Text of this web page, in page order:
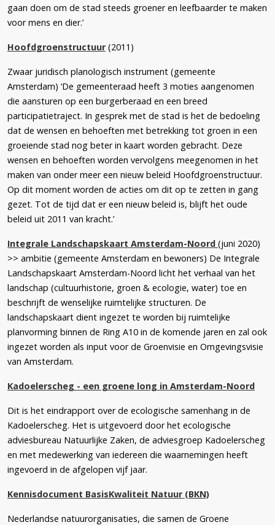
gaan doen om de stad steeds groener en leefbaarder te maken
voor mens en dier.’
Hoofdgroenstructuur (2011)
Zwaar juridisch planologisch instrument (gemeente
Amsterdam) ‘De gemeenteraad heeft 3 moties aangenomen
die aansturen op een burgerberaad en een breed
participatietraject. In gesprek met de stad is het de bedoeling
dat de wensen en behoeften met betrekking tot groen in een
groeiende stad nog beter in kaart worden gebracht. Deze
wensen en behoeften worden vervolgens meegenomen in het
maken van onder meer een nieuw beleid Hoofdgroenstructuur.
Op dit moment worden de acties om dit op te zetten in gang
gezet. Tot de tijd dat er een nieuw beleid is, blijft het oude
beleid uit 2011 van kracht.’
Integrale Landschapskaart Amsterdam-Noord (juni 2020)
>> ambitie (gemeente Amsterdam en bewoners) De Integrale
Landschapskaart Amsterdam-Noord licht het verhaal van het
landschap (cultuurhistorie, groen & ecologie, water) toe en
beschrijft de wenselijke ruimtelijke structuren. De
landschapskaart dient ingezet te worden bij ruimtelijke
planvorming binnen de Ring A10 in de komende jaren en zal ook
ingezet worden als input voor de Groenvisie en Omgevingsvisie
van Amsterdam.
Kadoelerscheg - een groene long in Amsterdam-Noord
Dit is het eindrapport over de ecologische samenhang in de
Kadoelerscheg. Het is uitgevoerd door het ecologische
adviesbureau Natuurlijke Zaken, de adviesgroep Kadoelerscheg
en met medewerking van iedereen die waarnemingen heeft
ingevoerd in de afgelopen vijf jaar.
Kennisdocument BasisKwaliteit Natuur (BKN)
Nederlandse natuurorganisaties, die samen de Groene